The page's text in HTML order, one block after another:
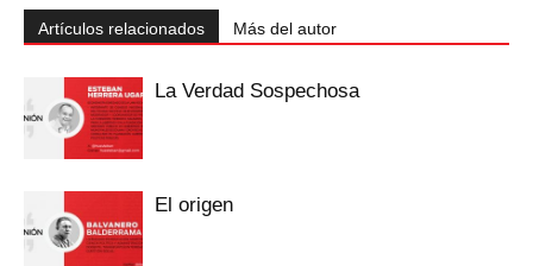
Artículos relacionados Más del autor
La Verdad Sospechosa
El origen